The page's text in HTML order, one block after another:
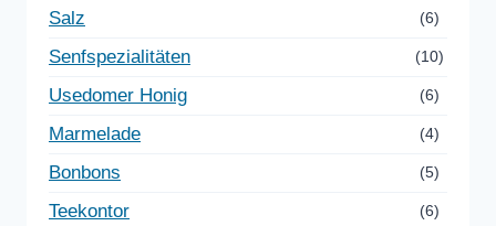
Salz (6)
Senfspezialitäten (10)
Usedomer Honig (6)
Marmelade (4)
Bonbons (5)
Teekontor (6)